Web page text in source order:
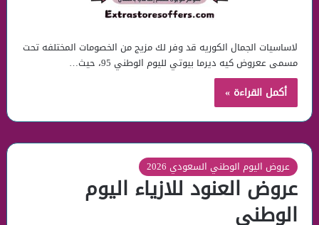
لاساسيات الجمال الكوريه قد وفر لك مزيج من الخصومات المختلفه تحت
مسمى ععروض كيه ديرما بيوتي لليوم الوطني 95، حيث…
أكمل القراءة »
عروض اليوم الوطني السعودي 2026
عروض العنود للازياء اليوم
الوطني